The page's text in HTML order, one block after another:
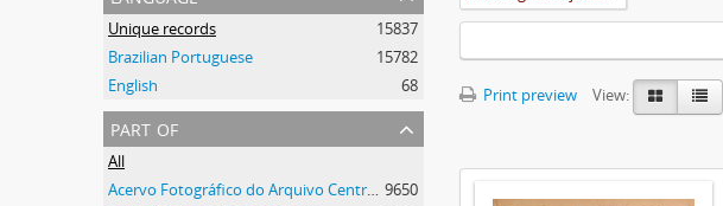
Unique records
15837
Brazilian Portuguese
15782
English
68
part of
All
Acervo Fotográfico do Arquivo Central Histórico da UFV 9650
Print preview
View: